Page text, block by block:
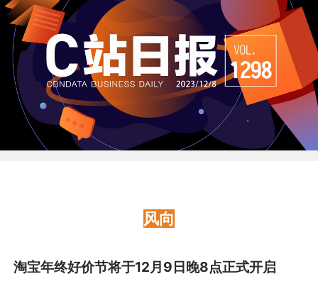
风向
淘宝年终好价节将于12月9日晚8点正式开启